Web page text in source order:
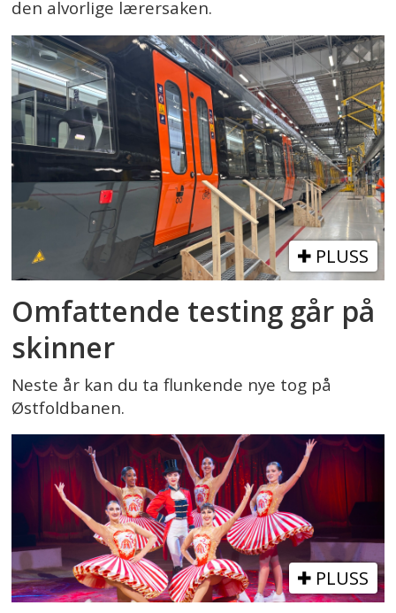
den alvorlige lærersaken.
PLUSS
Omfattende testing går på
skinner
Neste år kan du ta flunkende nye tog på
Østfoldbanen.
PLUSS